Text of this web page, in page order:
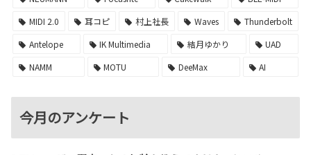
MIDI 2.0
耳コピ 村上社長 Waves
Thunderbolt
Antelope
IK Multimedia 結月ゆかり
UAD
NAMM
MOTU DeeMax AI
今月のアンケート